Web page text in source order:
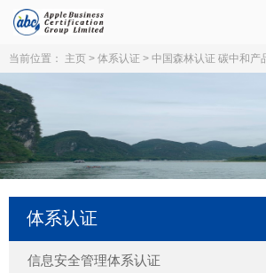
当前位置： 主页 > 体系认证 > 中国森林认证 碳中和产
体系认证
信息安全管理体系认证